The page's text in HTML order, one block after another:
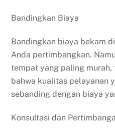
Bandingkan Biaya
Bandingkan biaya bekam
Anda pertimbangkan.
tempat yang paling
bahwa kualitas pelayanan
sebanding dengan biaya
Konsultasi dan